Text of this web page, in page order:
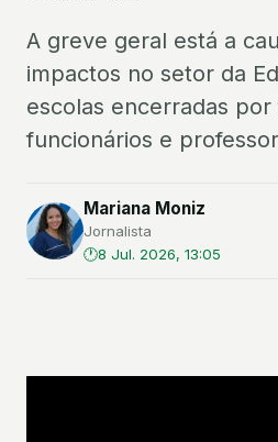
A greve geral está a
impactos no setor da
escolas encerradas por
funcionários e
Mariana Moniz
Jornalista
8 Jul. 2026, 13:05